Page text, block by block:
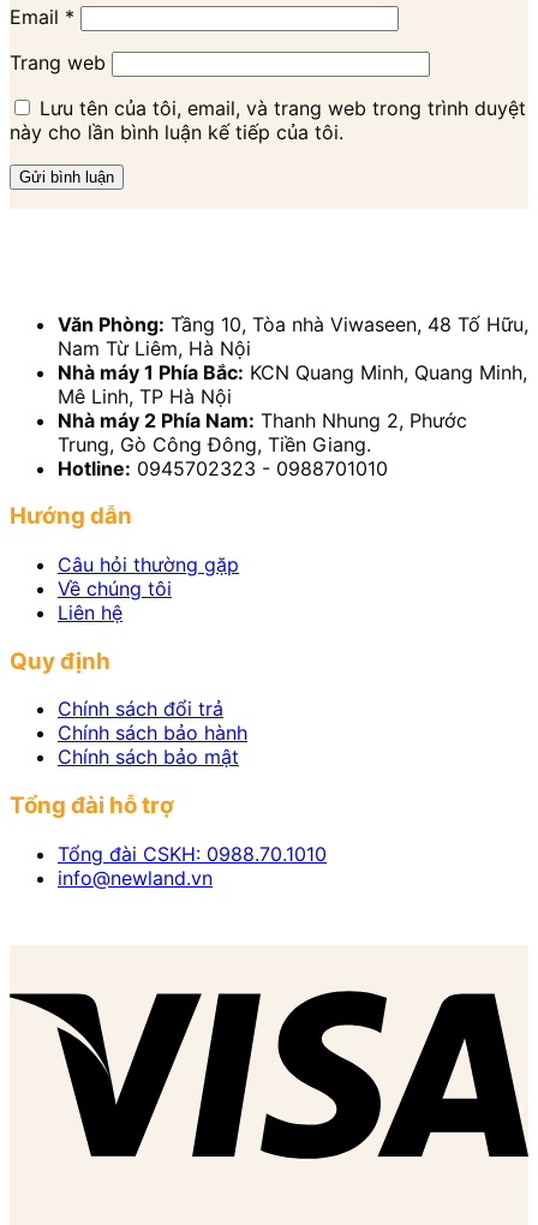
Email *
Trang web
Lưu tên của tôi, email, và trang web trong trình duyệt
này cho lần bình luận kế tiếp của tôi.
Văn Phòng: Tầng 10, Tòa nhà Viwaseen, 48 Tố Hữu,
Nam Từ Liêm, Hà Nội
Nhà máy 1 Phía Bắc: KCN Quang Minh, Quang Minh,
Mê Linh, TP Hà Nội
Nhà máy 2 Phía Nam: Thanh Nhung 2, Phước
Trung, Gò Công Đông, Tiền Giang.
Hotline: 0945702323 - 0988701010
Hướng dẫn
Câu hỏi thường gặp
Về chúng tôi
Liên hệ
Quy định
Chính sách đổi trả
Chính sách bảo hành
Chính sách bảo mật
Tổng đài hỗ trợ
Tổng đài CSKH: 0988.70.1010
info@newland.vn